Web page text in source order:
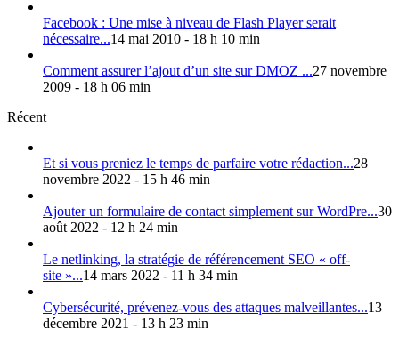
Facebook : Une mise à niveau de Flash Player serait
nécessaire...14 mai 2010 - 18 h 10 min
Comment assurer l’ajout d’un site sur DMOZ ...27 novembre
2009 - 18 h 06 min
Récent
Et si vous preniez le temps de parfaire votre rédaction...28
novembre 2022 - 15 h 46 min
Ajouter un formulaire de contact simplement sur WordPre...30
août 2022 - 12 h 24 min
Le netlinking, la stratégie de référencement SEO « off-
site »...14 mars 2022 - 11 h 34 min
Cybersécurité, prévenez-vous des attaques malveillantes...13
décembre 2021 - 13 h 23 min